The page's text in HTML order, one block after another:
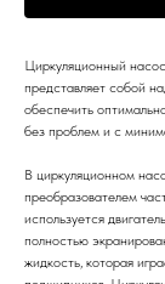
Циркуляционный
представляет собой
обеспечить
без проблем и с
В циркуляционном
преобразователем
используется
полностью
жидкость, которая